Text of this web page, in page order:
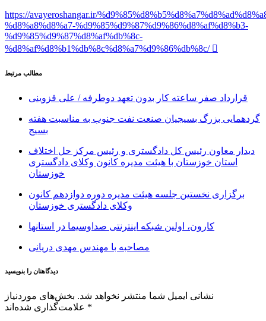
https://avayeroshangar.ir/
%d8%a8%d8%a7-%d9%85%d9%87%d9%86%d8%af%d8%b3-
%d9%85%d9%87%d8%af%db%8c-
%d8%af%d8%b1%db%8c%d8%a7%d9%86%db%8c/
مطالب مرتبط
قرارداد صفر ساعته کار بدون تعهد دوطرفه / علی قزوینی
گردهمایی بزرگ بسیجیان صنعت نفت جنوب به مناسبت هفته
بسیج
دیدار معاون رئیس کل دادگستری و رئیس مرکز حل اختلاف
استان خوزستان با هیئت مدیره کانون وکلای دادگستری
خوزستان
برگزاری نخستین جلسه هیئت مدیره دوره دوازدهم کانون
وکلای دادگستری خوزستان
کارون، اولین شبکه اینترنتی صداوسیما در استانها
مصاحبه با مهندس مهدی دریانی
دیدگاهتان را بنویسید
نشانی ایمیل شما منتشر نخواهد شد. بخش‌های موردنیاز
*